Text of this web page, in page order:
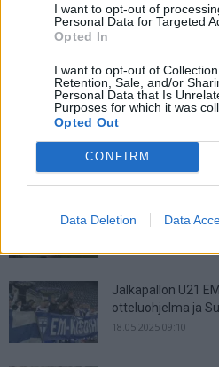
I want to opt-out of
Personal Data for Targeted
Opted In
I want to opt-out of
Retention, Sale, and/or
Personal Data that Is
Purposes for which it was
Opted Out
CONFIRM
Data Deletion Data
Suomen MM-karsintojen
22.09.2025 11:20
Suomen miesten maajoukkue jatkaa
ottein. Tällä hetkellä Huuhkajat ovat
syksyn ratkaisuottelut kertovat, onko
unelmoida kisapaikasta....
katsot ottelun
Jalkapallon U21
otteluohjelma ja
18.05.2025 09:10